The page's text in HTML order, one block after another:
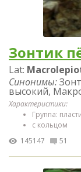
Зонтик
Lat:
Синонимы:
высокий,
Характеристики:
Группа:
с кольцом
145147
51